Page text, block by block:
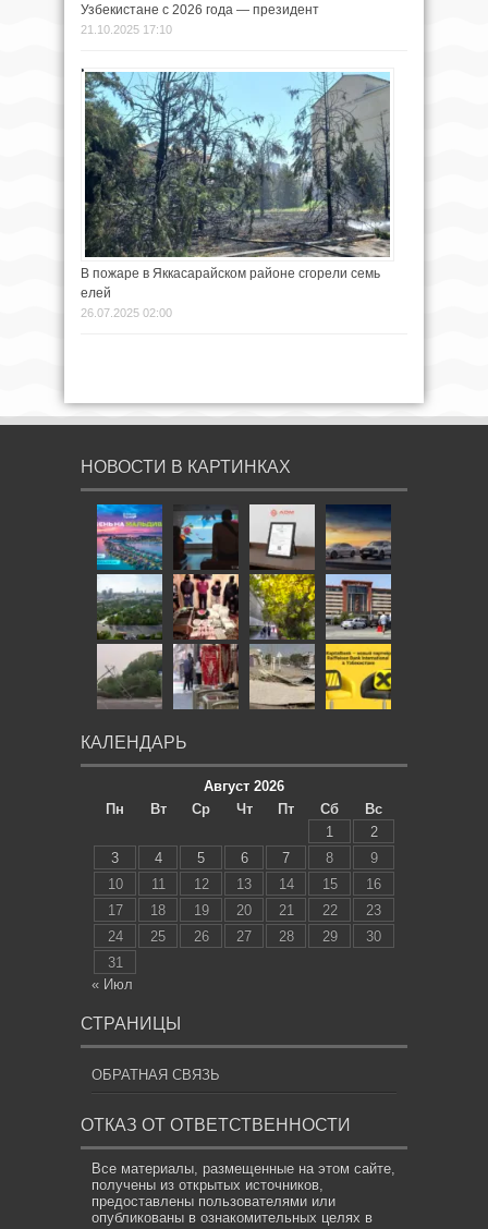
Узбекистане с 2026 года — президент
21.10.2025 17:10
В пожаре в Яккасарайском районе сгорели семь
елей
26.07.2025 02:00
НОВОСТИ В КАРТИНКАХ
КАЛЕНДАРЬ
Август 2026
Пн
Вт Ср Чт Пт Сб
Вс
1
2
3
4 5 6 7 8
9
10
11 12 13 14 15
16
17
18 19 20 21 22
23
24
25 26 27 28 29
30
31
« Июл
СТРАНИЦЫ
ОБРАТНАЯ СВЯЗЬ
ОТКАЗ ОТ ОТВЕТСТВЕННОСТИ
Все материалы, размещенные на этом сайте,
получены из открытых источников,
предоставлены пользователями или
опубликованы в ознакомительных целях в